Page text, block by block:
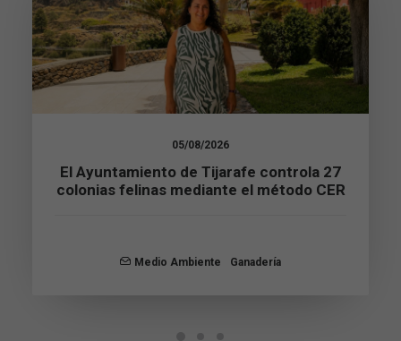
05/08/2026
El Ayuntamiento de Tijarafe controla 27
colonias felinas mediante el método CER
Medio Ambiente Ganadería
Necesarias
Estas
cookies no
son
opcionales.
funcione la
web.
Para que